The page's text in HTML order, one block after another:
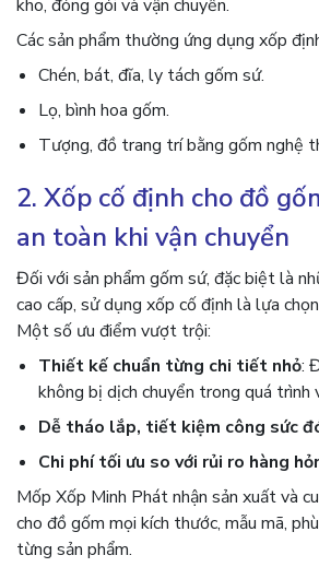
kho, đóng gói và vận chuyển.
Các sản phẩm thường ứng dụng xốp
Chén, bát, đĩa, ly tách gốm sứ.
Lọ, bình hoa gốm.
Tượng, đồ trang trí bằng gốm nghệ
2. Xốp cố định cho đồ
an toàn khi vận chuyển
Đối với sản phẩm gốm sứ, đặc biệt là
cao cấp, sử dụng xốp cố định là lựa
Một số ưu điểm vượt trội:
Thiết kế chuẩn từng chi tiết nhỏ:
không bị dịch chuyển trong quá trình
Dễ tháo lắp, tiết kiệm công sức
Chi phí tối ưu so với rủi ro hàng
Mốp Xốp Minh Phát nhận sản xuất và
cho đồ gốm mọi kích thước, mẫu mã,
từng sản phẩm.